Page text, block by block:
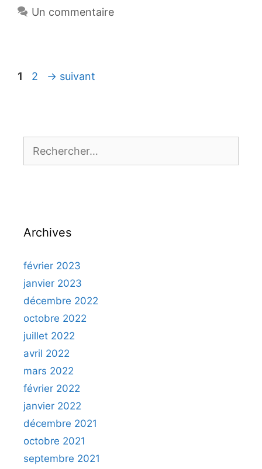
Un commentaire
Page
1 Page
2 → suivant
Archives
février 2023
janvier 2023
décembre 2022
octobre 2022
juillet 2022
avril 2022
mars 2022
février 2022
janvier 2022
décembre 2021
octobre 2021
septembre 2021